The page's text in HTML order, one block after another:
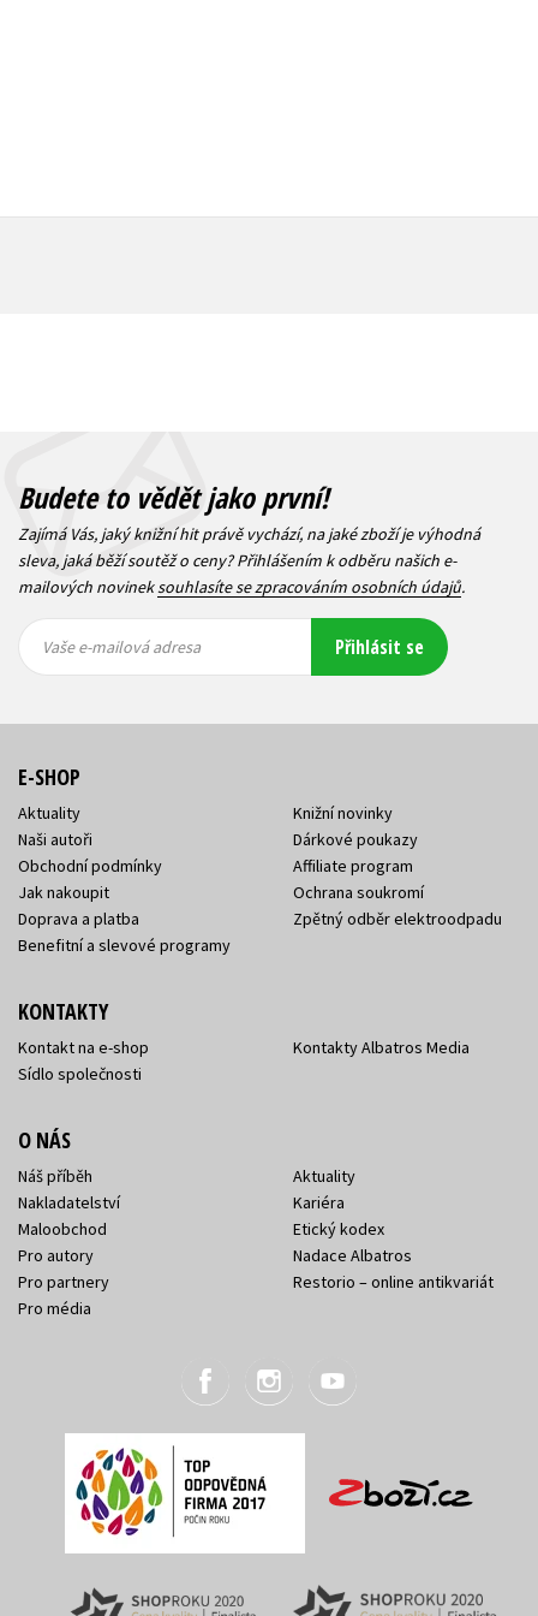
Budete to vědět jako první!
Zajímá Vás, jaký knižní hit právě vychází, na jaké zboží je výhodná
sleva, jaká běží soutěž o ceny? Přihlášením k odběru našich e-
mailových novineksouhlasíte se zpracováním osobních údajů.
mailová
mailová
Vaše e-mailová adresa Přihlásit se
E-SHOP
Aktuality
Naši autoři
Obchodní podmínky
Jak nakoupit
Doprava a platba
Benefitní a slevové programy
Knižní novinky
Dárkové poukazy
Affiliate program
Ochrana soukromí
Zpětný odběr elektroodpadu
KONTAKTY
Kontakt na e-shop
Sídlo společnosti
Kontakty Albatros Media
O NÁS
Náš příběh
Nakladatelství
Maloobchod
Pro autory
Pro partnery
Pro média
Aktuality
Kariéra
Etický kodex
Nadace Albatros
Restorio – online antikvariát